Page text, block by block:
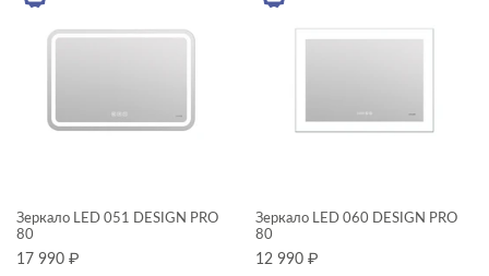
Зеркало LED 051 DESIGN PRO
80
17 990 ₽
Зеркало LED 060 DESIGN PRO
80
12 990 ₽